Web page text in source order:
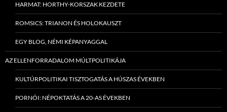
HARMAT: HORTHY-KORSZAK KEZDETE
ROMSICS: TRIANON ÉS HOLOKAUSZT
EGY BLOG, NÉMI KÉPANYAGGAL
AZ ELLENFORRADALOM MÚLTPOLITIKÁJA
KULTÚRPOLITIKAI TISZTOGATÁS A HÚSZAS ÉVEKBEN
PORNÓI: NÉPOKTATÁS A 20-AS ÉVEKBEN